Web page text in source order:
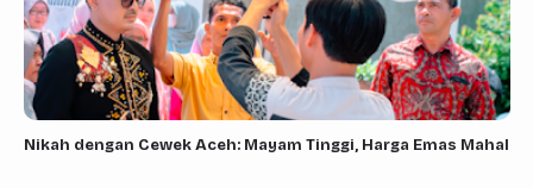
Nikah dengan Cewek Aceh: Mayam Tinggi, Harga Emas Mahal